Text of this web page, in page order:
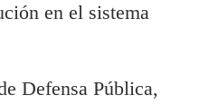
en el sistema
Defensa Pública,